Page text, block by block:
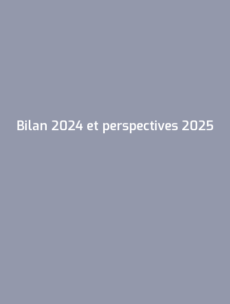
Bilan 2024 et perspectives 2025